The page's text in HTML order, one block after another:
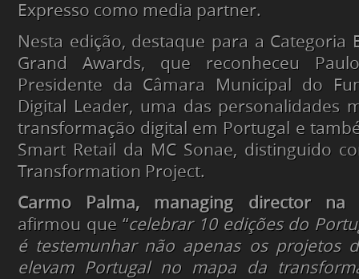
Expresso como media partner.
Nesta edição, destaque para a Categoria
Grand Awards, que reconheceu
Presidente da Câmara Municipal do
Digital Leader, uma das personalidades
transformação digital em Portugal e
Smart Retail da MC Sonae, distinguido
Transformation Project.
Carmo Palma, managing director na
afirmou que “celebrar 10 edições do
é testemunhar não apenas os projetos
elevam Portugal no mapa da